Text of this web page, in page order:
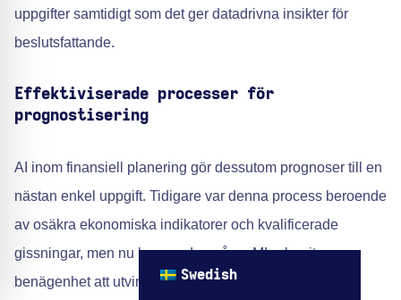
uppgifter samtidigt som det ger datadrivna insikter för
beslutsfattande.
Effektiviserade processer för
prognostisering
AI inom finansiell planering gör dessutom prognoser till en
nästan enkel uppgift. Tidigare var denna process beroende
av osäkra ekonomiska indikatorer och kvalificerade
gissningar, men nu bygger den på en ML-algoritms
benägenhet att utvinna återkommande mönster i stora
Swedish